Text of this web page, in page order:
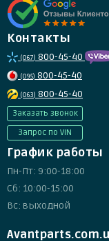
Контакты
(067) 800-45-40
(095) 800-45-40
(063) 800-45-40
Заказать звонок
Запрос по VIN
График работы
Пн-Пт: 9:00-18:00
Сб: 10:00-15:00
Вс: выходной